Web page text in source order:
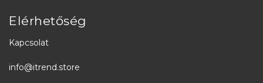
Elérhetőség
Kapcsolat
info@itrend.store